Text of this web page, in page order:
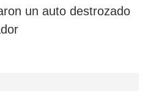
un auto destrozado